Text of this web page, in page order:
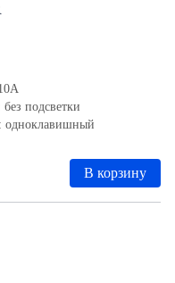
подсветки
одноклавишный
В корзину